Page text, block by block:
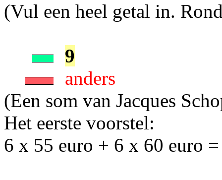
(Vul een heel getal in.
9
anders
(Een som van Jacques
Het eerste voorstel:
6 x 55 euro + 6 x 60 euro